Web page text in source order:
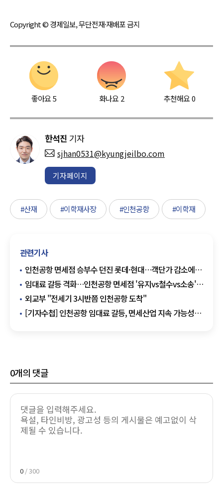
Copyright © 경제일보, 무단전재·재배포 금지
좋아요5 화나요 2 추천해요 0
한석진 기자
sjhan0531@kyungjeilbo.com
기자페이지
#산재 #이학재사장 #인천공항 #이학재
관련기사
인천공항 면세점 승부수 던진 롯데·현대…객단가 감소에
전략 고심
임대료 갈등 격화…인천공항 면세점 '유지vs철수vs소송'
기로
외교부 "전세기 3시반쯤 인천공항 도착"
[기자수첩] 인천공항 임대료 갈등, 면세산업 지속 가능성
0개의 댓글
0 / 300